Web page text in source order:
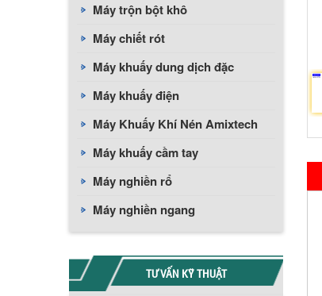
Máy trộn bột khô
Máy chiết rót
Máy khuấy dung dịch đặc
Máy khuấy điện
Máy Khuấy Khí Nén Amixtech
Máy khuấy cầm tay
Máy nghiền rổ
Máy nghiền ngang
TƯ VẤN KỸ THUẬT